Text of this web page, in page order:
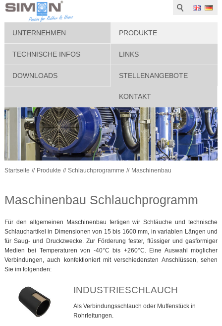
UNTERNEHMEN PRODUKTE
TECHNISCHE INFOS LINKS
DOWNLOADS STELLENANGEBOTE
KONTAKT
Startseite Produkte Schlauchprogramme Maschinenbau
Maschinenbau Schlauchprogramm
Für den allgemeinen Maschinenbau fertigen wir Schläuche und technische
Schlauchartikel in Dimensionen von 15 bis 1600 mm, in variablen Längen und
für Saug- und Druckzwecke. Zur Förderung fester, flüssiger und gasförmiger
Medien bei Temperaturen von -40°C bis +260°C. Eine Auswahl möglicher
Verbindungen, auch konfektioniert mit verschiedensten Anschlüssen, sehen
Sie im folgenden:
INDUSTRIESCHLAUCH
Als Verbindungsschlauch oder Muffenstück in
Rohrleitungen.